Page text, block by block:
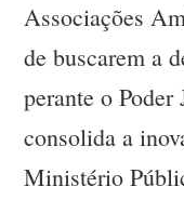
Associações
de buscarem a
perante o
consolida a
Ministério